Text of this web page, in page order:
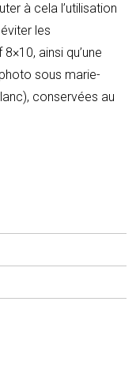
à cela l’utilisation
les
ainsi qu’une
sous marie-
conservées au